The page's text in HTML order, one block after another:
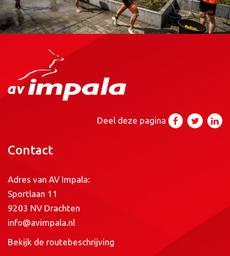
Deel deze pagina
Contact
Adres van AV Impala:
Sportlaan 11
9203 NV Drachten
info@avimpala.nl
Bekijk de routebeschrijving